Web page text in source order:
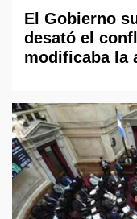
El Gobierno
desató el
modificaba la